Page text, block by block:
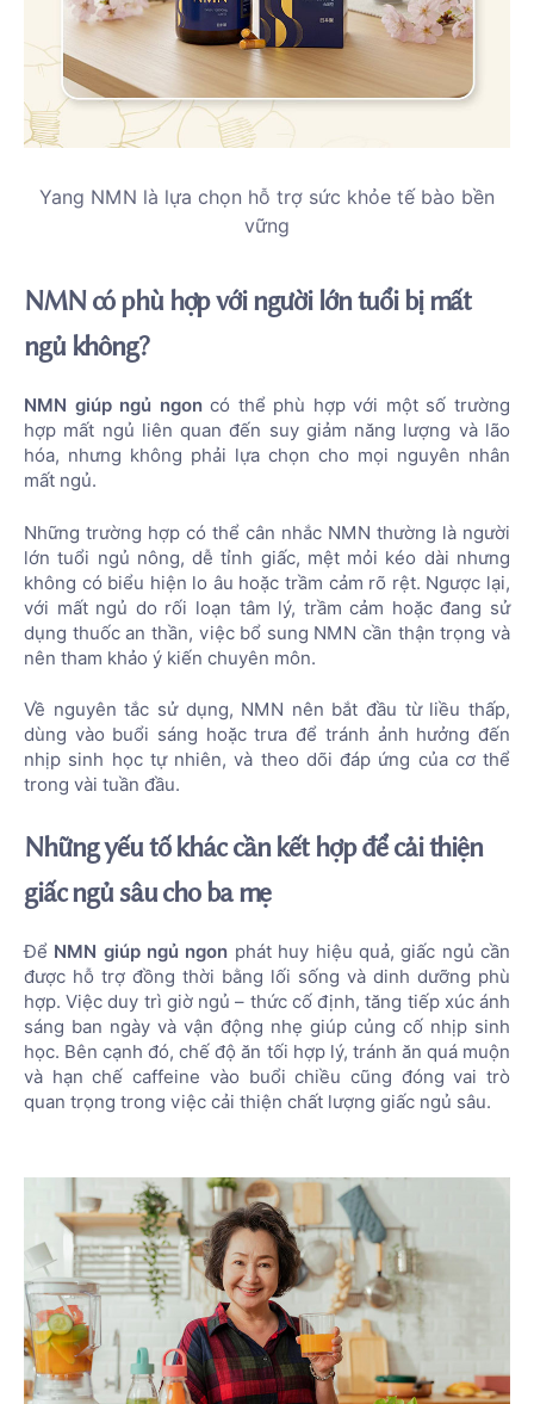
Yang NMN là lựa chọn hỗ trợ sức khỏe tế bào bền
vững
NMN có phù hợp với người lớn tuổi bị mất
ngủ không?
NMN giúp ngủ ngoncó thể phù hợp với một số trường
hợp mất ngủ liên quan đến suy giảm năng lượng và lão
hóa, nhưng không phải lựa chọn cho mọi nguyên nhân
mất ngủ.
Những trường hợp có thể cân nhắc NMN thường là người
lớn tuổi ngủ nông, dễ tỉnh giấc, mệt mỏi kéo dài nhưng
không có biểu hiện lo âu hoặc trầm cảm rõ rệt. Ngược lại,
với mất ngủ do rối loạn tâm lý, trầm cảm hoặc đang sử
dụng thuốc an thần, việc bổ sung NMN cần thận trọng và
nên tham khảo ý kiến chuyên môn.
Về nguyên tắc sử dụng, NMN nên bắt đầu từ liều thấp,
dùng vào buổi sáng hoặc trưa để tránh ảnh hưởng đến
nhịp sinh học tự nhiên, và theo dõi đáp ứng của cơ thể
trong vài tuần đầu.
Những yếu tố khác cần kết hợp để cải thiện
giấc ngủ sâu cho ba mẹ
Để NMN giúp ngủ ngon phát huy hiệu quả, giấc ngủ cần
được hỗ trợ đồng thời bằng lối sống và dinh dưỡng phù
hợp. Việc duy trì giờ ngủ – thức cố định, tăng tiếp xúc ánh
sáng ban ngày và vận động nhẹ giúp củng cố nhịp sinh
học. Bên cạnh đó, chế độ ăn tối hợp lý, tránh ăn quá muộn
và hạn chế caffeine vào buổi chiều cũng đóng vai trò
quan trọng trong việc cải thiện chất lượng giấc ngủ sâu.